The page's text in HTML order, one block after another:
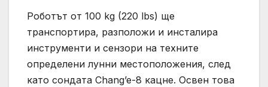
Роботът от 100 kg (220 lbs) ще
транспортира, разположи и инсталира
инструменти и сензори на техните
определени лунни местоположения, след
като сондата Chang’e-8 кацне. Освен това